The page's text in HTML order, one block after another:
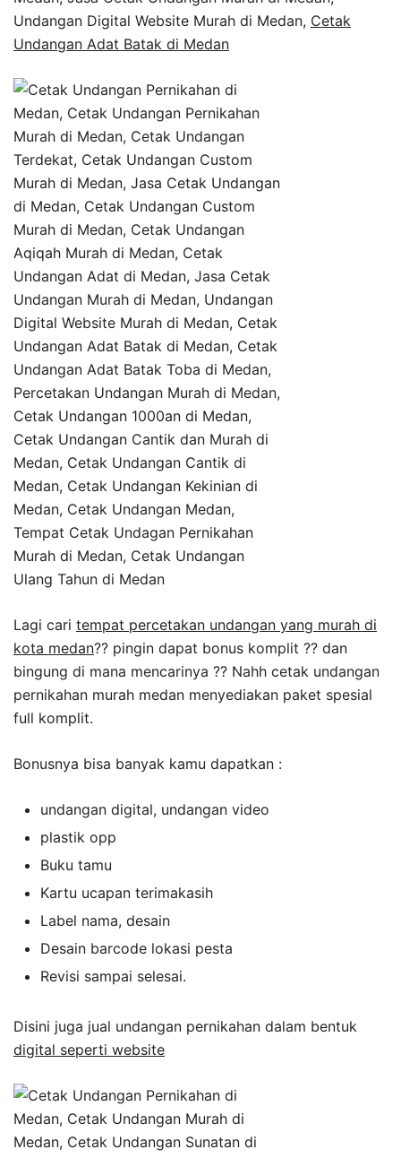
Undangan Digital Website Murah di Medan, Cetak
Undangan Adat Batak di Medan
Lagi cari tempat percetakan undangan yang murah di
kota medan?? pingin dapat bonus komplit ?? dan
bingung di mana mencarinya ?? Nahh cetak undangan
pernikahan murah medan menyediakan paket spesial
full komplit.
Bonusnya bisa banyak kamu dapatkan :
undangan digital, undangan video
plastik opp
Buku tamu
Kartu ucapan terimakasih
Label nama, desain
Desain barcode lokasi pesta
Revisi sampai selesai.
Disini juga jual undangan pernikahan dalam bentuk
digital seperti website